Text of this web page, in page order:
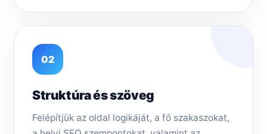
02
Struktúra és szöveg
Felépítjük az oldal logikáját, a fő szakaszokat,